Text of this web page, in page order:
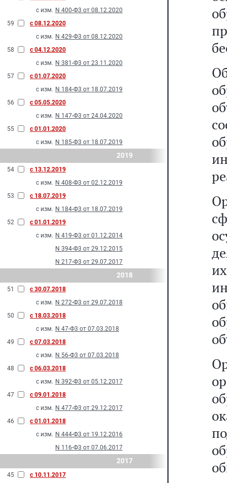
с изм. N 400-Ф3 от 08.12.2020
59
с 08.12.2020
с изм. N 429-Ф3 от 08.12.2020
58
с 04.12.2020
с изм. N 381-Ф3 от 23.11.2020
57
с 01.07.2020
с изм. N 184-Ф3 от 18.07.2019
56
с 05.05.2020
с изм. N 147-Ф3 от 24.04.2020
55
с 01.01.2020
с изм. N 185-Ф3 от 18.07.2019
2019
54
с 13.12.2019
с изм. N 408-Ф3 от 02.12.2019
53
с 18.07.2019
с изм. N 184-Ф3 от 18.07.2019
52
с 01.01.2019
с изм. N 419-Ф3 от 01.12.2014
N 394-Ф3 от 29.12.2015
N 217-Ф3 от 29.07.2017
2018
51
с 30.07.2018
с изм. N 272-Ф3 от 29.07.2018
50
с 18.03.2018
с изм. N 47-Ф3 от 07.03.2018
49
с 07.03.2018
с изм. N 56-Ф3 от 07.03.2018
48
с 06.03.2018
с изм. N 392-Ф3 от 05.12.2017
47
с 09.01.2018
с изм. N 477-Ф3 от 29.12.2017
46
с 01.01.2018
с изм. N 444-Ф3 от 19.12.2016
N 116-Ф3 от 07.06.2017
2017
45 с 10.11.2017